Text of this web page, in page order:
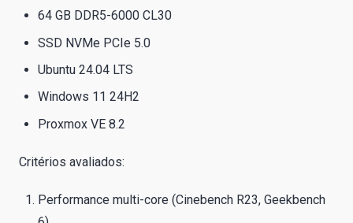
64 GB DDR5-6000 CL30
SSD NVMe PCIe 5.0
Ubuntu 24.04 LTS
Windows 11 24H2
Proxmox VE 8.2
Critérios avaliados:
Performance multi-core (Cinebench R23, Geekbench